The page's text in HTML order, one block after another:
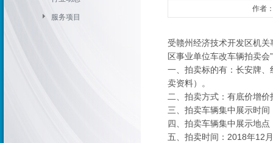
服务项目
作者
受赣州经济技术开发区机
区事业单位车改车辆拍卖
一、拍卖标的有：长安牌
卖资料）。
二、拍卖方式：有底价增
三、拍卖车辆集中展示时
四、拍卖车辆集中展示地
五、拍卖时间：2018年12